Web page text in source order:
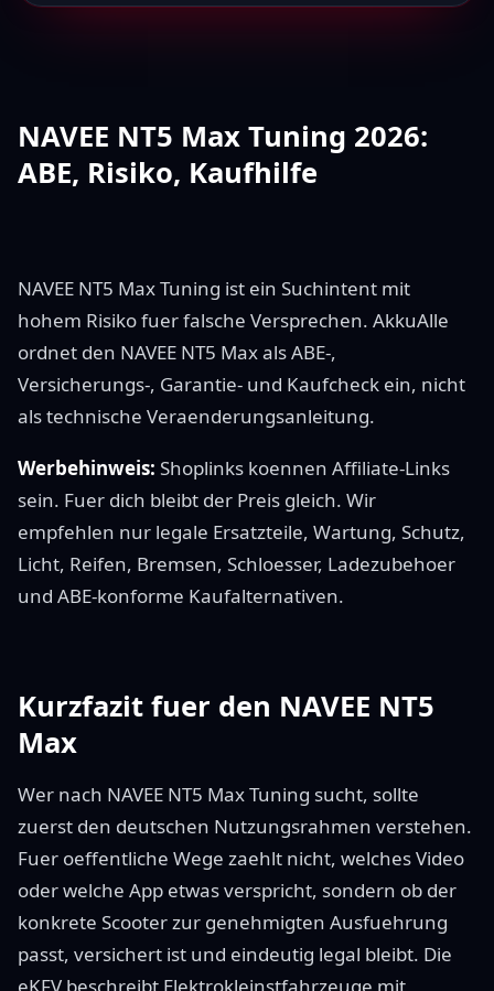
NAVEE NT5 Max Tuning 2026:
ABE, Risiko, Kaufhilfe
NAVEE NT5 Max Tuning ist ein Suchintent mit
hohem Risiko fuer falsche Versprechen. AkkuAlle
ordnet den NAVEE NT5 Max als ABE-,
Versicherungs-, Garantie- und Kaufcheck ein, nicht
als technische Veraenderungsanleitung.
Werbehinweis: Shoplinks koennen Affiliate-Links
sein. Fuer dich bleibt der Preis gleich. Wir
empfehlen nur legale Ersatzteile, Wartung, Schutz,
Licht, Reifen, Bremsen, Schloesser, Ladezubehoer
und ABE-konforme Kaufalternativen.
Kurzfazit fuer den NAVEE NT5
Max
Wer nach NAVEE NT5 Max Tuning sucht, sollte
zuerst den deutschen Nutzungsrahmen verstehen.
Fuer oeffentliche Wege zaehlt nicht, welches Video
oder welche App etwas verspricht, sondern ob der
konkrete Scooter zur genehmigten Ausfuehrung
passt, versichert ist und eindeutig legal bleibt. Die
eKFV beschreibt Elektrokleinstfahrzeuge mit